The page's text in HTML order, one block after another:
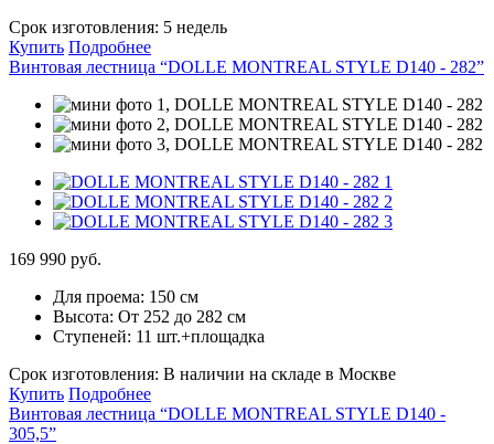
Срок изготовления: 5 недель
Купить Подробнее
Винтовая лестница “DOLLE MONTREAL STYLE D140 - 282”
169 990 руб.
Для проема: 150 см
Высота: От 252 до 282 см
Ступеней: 11 шт.+площадка
Срок изготовления: В наличии на складе в Москве
Купить Подробнее
Винтовая лестница “DOLLE MONTREAL STYLE D140 -
305,5”